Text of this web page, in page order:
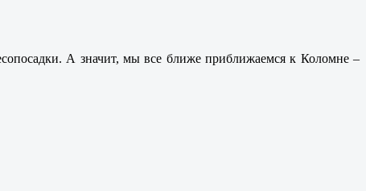
А значит, мы все ближе приближаемся к Коломне –